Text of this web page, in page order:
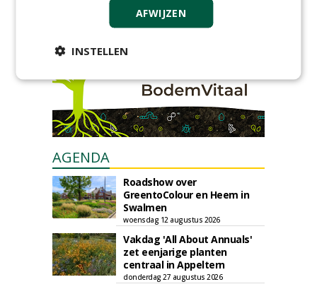
plaatsen via zijn eigen account.
Plaats een gratis advertentie
AGENDA
Roadshow over
GreentoColour en Heem in
Swalmen
woensdag 12 augustus 2026
Vakdag 'All About Annuals'
zet eenjarige planten
centraal in Appeltern
donderdag 27 augustus 2026
AFWIJZEN
INSTELLEN